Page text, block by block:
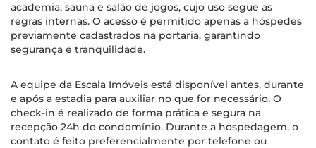
academia, sauna e salão de jogos, cujo uso segue as
regras internas. O acesso é permitido apenas a hóspedes
previamente cadastrados na portaria, garantindo
segurança e tranquilidade.
A equipe da Escala Imóveis está disponível antes, durante
e após a estadia para auxiliar no que for necessário. O
check-in é realizado de forma prática e segura na
recepção 24h do condomínio. Durante a hospedagem, o
contato é feito preferencialmente por telefone ou